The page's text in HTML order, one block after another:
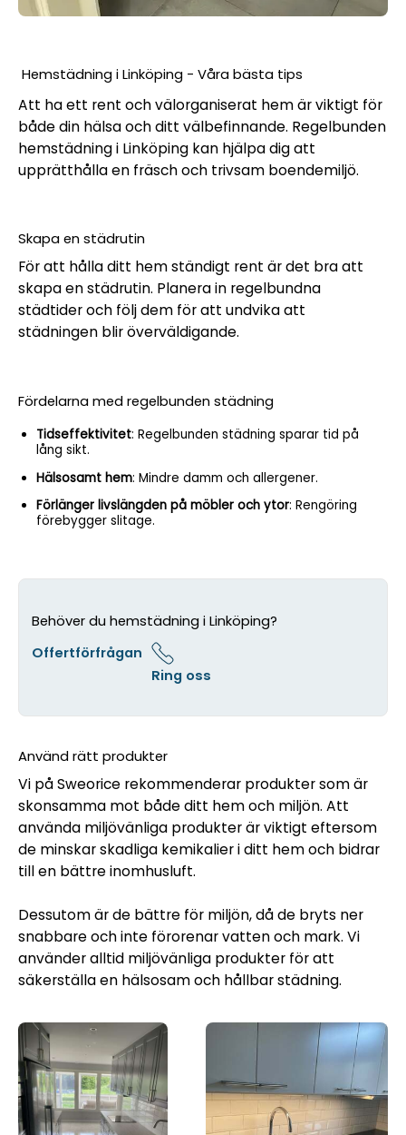
Hemstädning i Linköping - Våra bästa tips
Att ha ett rent och välorganiserat hem är viktigt för
både din hälsa och ditt välbefinnande. Regelbunden
hemstädning i Linköping kan hjälpa dig att
upprätthålla en fräsch och trivsam boendemiljö.
Skapa en städrutin
För att hålla ditt hem ständigt rent är det bra att
skapa en städrutin. Planera in regelbundna
städtider och följ dem för att undvika att
städningen blir överväldigande.
Fördelarna med regelbunden städning
Tidseffektivitet: Regelbunden städning sparar tid på
lång sikt.
Hälsosamt hem: Mindre damm och allergener.
Förlänger livslängden på möbler och ytor: Rengöring
förebygger slitage.
Behöver du hemstädning i Linköping?
Offertförfrågan
Ring oss
Använd rätt produkter
Vi på Sweorice rekommenderar produkter som är
skonsamma mot både ditt hem och miljön. Att
använda miljövänliga produkter är viktigt eftersom
de minskar skadliga kemikalier i ditt hem och bidrar
till en bättre inomhusluft.
Dessutom är de bättre för miljön, då de bryts ner
snabbare och inte förorenar vatten och mark. Vi
använder alltid miljövänliga produkter för att
säkerställa en hälsosam och hållbar städning.